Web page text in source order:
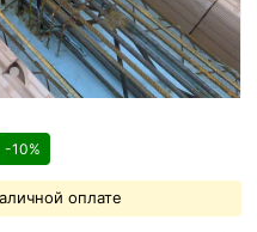
-10%
оплате